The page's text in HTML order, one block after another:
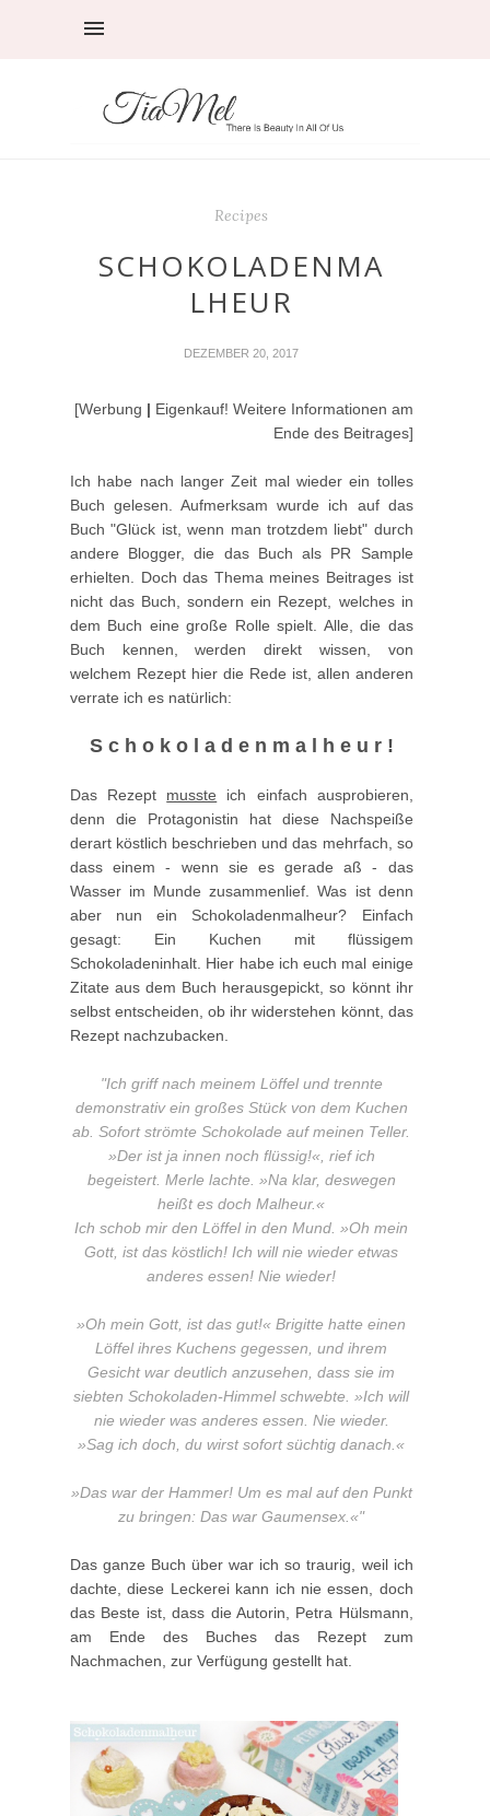
Recipes
SCHOKOLADENMA
LHEUR
DEZEMBER 20, 2017
[Werbung | Eigenkauf! Weitere Informationen am
Ende des Beitrages]
Ich habe nach langer Zeit mal wieder ein tolles
Buch gelesen. Aufmerksam wurde ich auf das
Buch "Glück ist, wenn man trotzdem liebt" durch
andere Blogger, die das Buch als PR Sample
erhielten. Doch das Thema meines Beitrages ist
nicht das Buch, sondern ein Rezept, welches in
dem Buch eine große Rolle spielt. Alle, die das
Buch kennen, werden direkt wissen, von
welchem Rezept hier die Rede ist, allen anderen
verrate ich es natürlich:
S c h o k o l a d e n m a l h e u r !
Das Rezept musste ich einfach ausprobieren,
denn die Protagonistin hat diese Nachspeiße
derart köstlich beschrieben und das mehrfach, so
dass einem - wenn sie es gerade aß - das
Wasser im Munde zusammenlief. Was ist denn
aber nun ein Schokoladenmalheur? Einfach
gesagt: Ein Kuchen mit flüssigem
Schokoladeninhalt. Hier habe ich euch mal einige
Zitate aus dem Buch herausgepickt, so könnt ihr
selbst entscheiden, ob ihr widerstehen könnt, das
Rezept nachzubacken.
"Ich griff nach meinem Löffel und trennte
demonstrativ ein großes Stück von dem Kuchen
ab. Sofort strömte Schokolade auf meinen Teller.
»Der ist ja innen noch flüssig!«, rief ich
begeistert. Merle lachte. »Na klar, deswegen
heißt es doch Malheur.«
Ich schob mir den Löffel in den Mund. »Oh mein
Gott, ist das köstlich! Ich will nie wieder etwas
anderes essen! Nie wieder!
»Oh mein Gott, ist das gut!« Brigitte hatte einen
Löffel ihres Kuchens gegessen, und ihrem
Gesicht war deutlich anzusehen, dass sie im
siebten Schokoladen-Himmel schwebte. »Ich will
nie wieder was anderes essen. Nie wieder.
»Sag ich doch, du wirst sofort süchtig danach.«
»Das war der Hammer! Um es mal auf den Punkt
zu bringen: Das war Gaumensex.«"
Das ganze Buch über war ich so traurig, weil ich
dachte, diese Leckerei kann ich nie essen, doch
das Beste ist, dass die Autorin, Petra Hülsmann,
am Ende des Buches das Rezept zum
Nachmachen, zur Verfügung gestellt hat.